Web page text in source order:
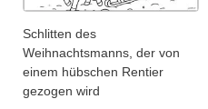
Schlitten des
Weihnachtsmanns, der von
einem hübschen Rentier
gezogen wird